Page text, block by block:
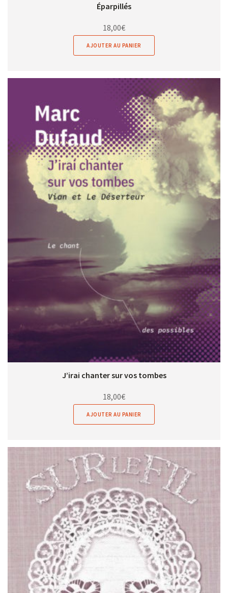
Éparpillés
18,00€
AJOUTER AU PANIER
J’irai chanter sur vos tombes
18,00€
AJOUTER AU PANIER